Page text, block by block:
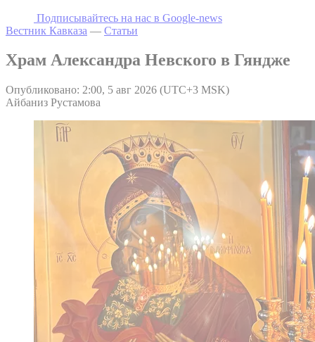
Подписывайтесь на наc в Google-news
Вестник Кавказа — Статьи
Храм Александра Невского в Гяндже
Опубликовано: 2:00, 5 авг 2026 (UTC+3 MSK)
Айбаниз Рустамова